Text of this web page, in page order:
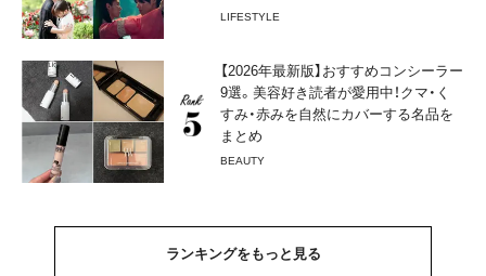
LIFESTYLE
【2026年最新版】おすすめコンシーラー
9選。美容好き読者が愛用中！クマ・く
すみ・赤みを自然にカバーする名品を
まとめ
BEAUTY
ランキングをもっと見る